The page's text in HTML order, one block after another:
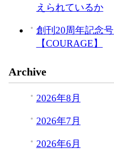
えられているか
創刊20周年記念
【COURAGE】
Archive
2026年8月
2026年7月
2026年6月